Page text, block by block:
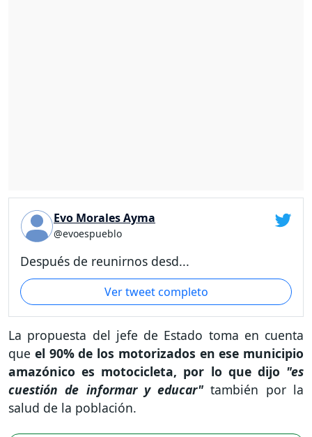
Evo Morales Ayma
@evoespueblo
Después de reunirnos desd...
Ver tweet completo
La propuesta del jefe de Estado toma en cuenta
que el 90% de los motorizados en ese municipio
amazónico es motocicleta, por lo que dijo "es
cuestión de informar y educar" también por la
salud de la población.